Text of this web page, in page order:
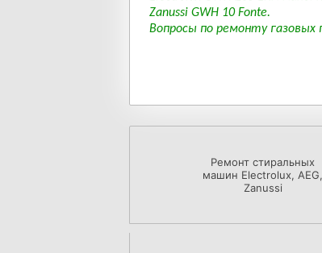
Zanussi GWH 10 Fonte.
Вопросы по ремонту газовых
Ремонт стиральных
машин Electrolux, AEG,
Zanussi